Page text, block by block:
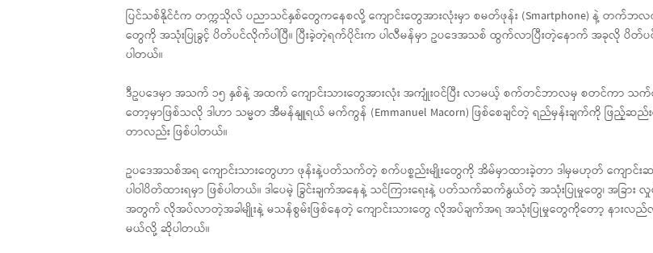
ပြင်သစ်နိုင်ငံက တက္ကသိုလ် ပညာသင်နှစ်တွေကနေစလို့ ကျောင်းတွေအားလုံးမှာ စမတ်ဖုန်း (Smartphone) နဲ့ တက်ဘလ
တွေကို အသုံးပြုခွင့် ပိတ်ပင်လိုက်ပါပြီ။ ပြီးခဲ့တဲ့ရက်ပိုင်းက ပါလီမန်မှာ ဥပဒေအသစ် ထွက်လာပြီးတဲ့နောက် အခုလို ပိတ်ပ
ပါတယ်။
ဒီဥပဒေမှာ အသက် ၁၅ နှစ်နဲ့ အထက် ကျောင်းသားတွေအားလုံး အကျုံးဝင်ပြီး လာမယ့် စက်တင်ဘာလမှ စတင်ကာ သက်
တော့မှာဖြစ်သလို ဒါဟာ သမ္မတ အီမန်နျူရယ် မက်ကွန် (Emmanuel Macorn) ဖြစ်စေချင်တဲ့ ရည်မှန်းချက်ကို ဖြည့်ဆ
တာလည်း ဖြစ်ပါတယ်။
ဥပဒေအသစ်အရ ကျောင်းသားတွေဟာ ဖုန်းနဲ့ပတ်သက်တဲ့ စက်ပစ္စည်းမျိုးတွေကို အိမ်မှာထားခဲ့တာ ဒါမှမဟုတ် ကျောင်း
ပါဝါပိတ်ထားရမှာ ဖြစ်ပါတယ်။ ဒါပေမဲ့ ခြွင်းချက်အနေနဲ့ သင်ကြားရေးနဲ့ ပတ်သက်ဆက်နွယ်တဲ့ အသုံးပြုမှုတွေ၊ အခြား
အတွက် လိုအပ်လာတဲ့အခါမျိုးနဲ့ မသန်စွမ်းဖြစ်နေတဲ့ ကျောင်းသားတွေ လိုအပ်ချက်အရ အသုံးပြုမှုတွေကိုတော့ နားလည်
မယ်လို့ ဆိုပါတယ်။